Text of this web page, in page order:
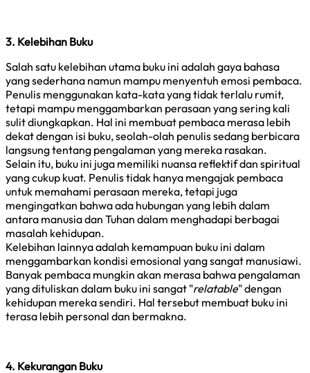
3. Kelebihan Buku
Salah satu kelebihan utama buku ini adalah gaya bahasa
yang sederhana namun mampu menyentuh emosi pembaca.
Penulis menggunakan kata-kata yang tidak terlalu rumit,
tetapi mampu menggambarkan perasaan yang sering kali
sulit diungkapkan. Hal ini membuat pembaca merasa lebih
dekat dengan isi buku, seolah-olah penulis sedang berbicara
langsung tentang pengalaman yang mereka rasakan.
Selain itu, buku ini juga memiliki nuansa reflektif dan spiritual
yang cukup kuat. Penulis tidak hanya mengajak pembaca
untuk memahami perasaan mereka, tetapi juga
mengingatkan bahwa ada hubungan yang lebih dalam
antara manusia dan Tuhan dalam menghadapi berbagai
masalah kehidupan.
Kelebihan lainnya adalah kemampuan buku ini dalam
menggambarkan kondisi emosional yang sangat manusiawi.
Banyak pembaca mungkin akan merasa bahwa pengalaman
yang dituliskan dalam buku ini sangat "relatable" dengan
kehidupan mereka sendiri. Hal tersebut membuat buku ini
terasa lebih personal dan bermakna.
4. Kekurangan Buku